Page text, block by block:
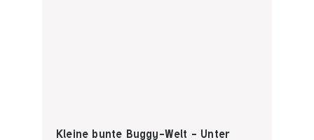
Kleine bunte Buggy-Welt - Unter